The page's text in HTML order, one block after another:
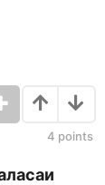
4 points